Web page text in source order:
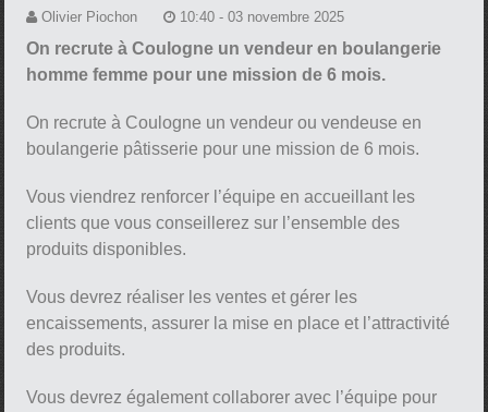
Olivier Piochon 10:40 - 03 novembre 2025
On recrute à Coulogne un vendeur en boulangerie
homme femme pour une mission de 6 mois.
On recrute à Coulogne un vendeur ou vendeuse en
boulangerie pâtisserie pour une mission de 6 mois.
Vous viendrez renforcer l’équipe en accueillant les
clients que vous conseillerez sur l’ensemble des
produits disponibles.
Vous devrez réaliser les ventes et gérer les
encaissements, assurer la mise en place et l’attractivité
des produits.
Vous devrez également collaborer avec l’équipe pour